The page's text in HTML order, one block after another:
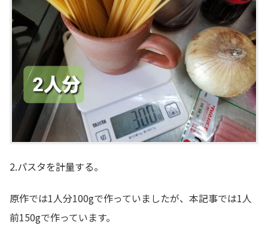
2.パスタを計量する。
原作では1人分100gで作っていましたが、本記事では1人
前150gで作っています。